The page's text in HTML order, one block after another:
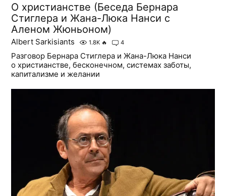
О христианстве (Беседа Бернара
Стиглера и Жана-Люка Нанси с
Аленом Жюньоном)
Albert Sarkisiants 1.8K 🔥 4
Разговор Бернара Стиглера и Жана-Люка Нанси
о христианстве, бесконечном, системах заботы,
капитализме и желании